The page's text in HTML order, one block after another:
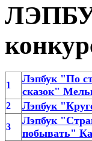
1
Лэпбук "По
сказок"
2 Лэпбук
3
Лэпбук
побывать"